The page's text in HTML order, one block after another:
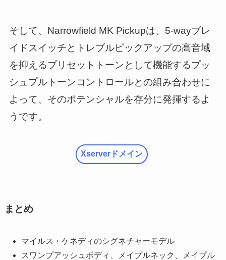
そして、Narrowfield MK Pickupは、5-wayブレ
イドスイッチとトレブルピックアップの高音域
を抑えるプリセットトーンとして機能するプッ
シュプルトーンコントロールとの組み合わせに
よって、そのポテンシャルを存分に発揮するよ
うです。
Xserverドメイン
まとめ
マイルス・ケネディのシグネチャーモデル
スワンプアッシュボディ、メイプルネック、メイプル